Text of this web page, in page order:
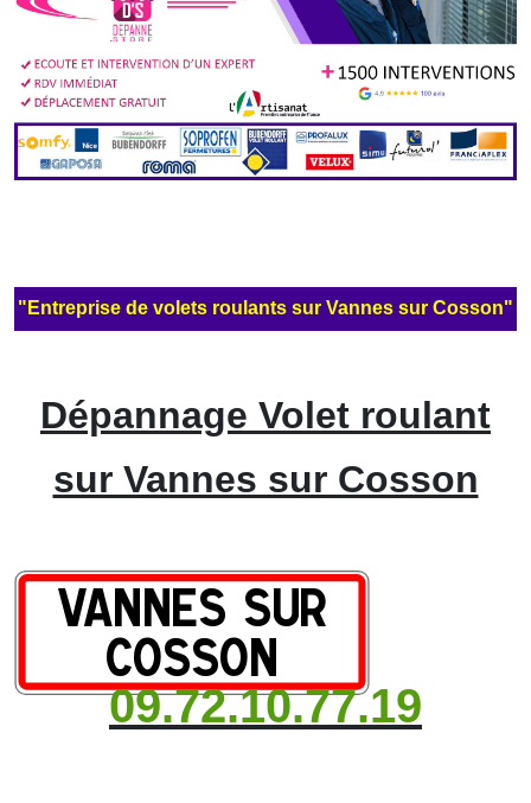
"Entreprise de volets roulants sur Vannes sur Cosson"
Dépannage Volet roulant
sur Vannes sur Cosson
09.72.10.77.19